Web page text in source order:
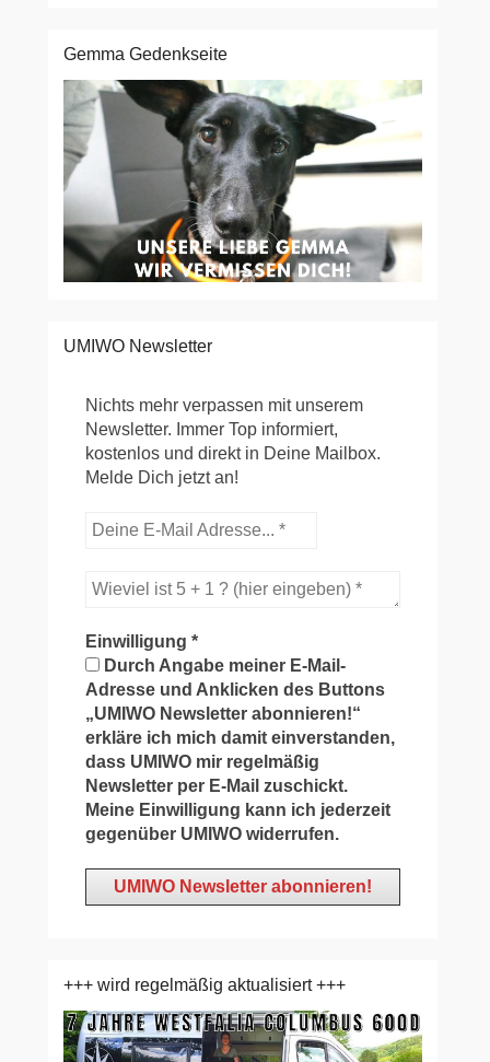
Gemma Gedenkseite
UMIWO Newsletter
Nichts mehr verpassen mit unserem
Newsletter. Immer Top informiert,
kostenlos und direkt in Deine Mailbox.
Melde Dich jetzt an!
Einwilligung*
Durch Angabe meiner E-Mail-
Adresse und Anklicken des Buttons
„UMIWO Newsletter abonnieren!“
erkläre ich mich damit einverstanden,
dass UMIWO mir regelmäßig
Newsletter per E-Mail zuschickt.
Meine Einwilligung kann ich jederzeit
gegenüber UMIWO widerrufen.
+++ wird regelmäßig aktualisiert +++